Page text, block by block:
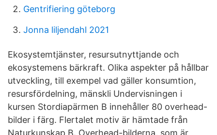
Gentrifiering göteborg
Jonna liljendahl 2021
Ekosystemtjänster, resursutnyttjande och
ekosystemens bärkraft. Olika aspekter på hållbar
utveckling, till exempel vad gäller konsumtion,
resursfördelning, mänskli Undervisningen i
kursen Stordiapärmen B innehåller 80 overhead-
bilder i färg. Flertalet motiv är hämtade från
Naturkunskap B. Overhead-bilderna, som är